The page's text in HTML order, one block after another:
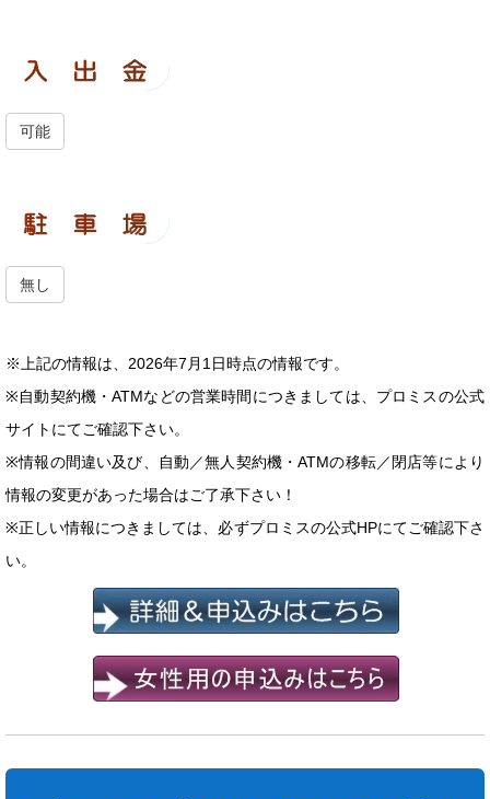
可能
無し
※上記の情報は、2026年7月1日時点の情報です。
※自動契約機・ATMなどの営業時間につきましては、プロミスの公式
サイトにてご確認下さい。
※情報の間違い及び、自動／無人契約機・ATMの移転／閉店等により
情報の変更があった場合はご了承下さい！
※正しい情報につきましては、必ずプロミスの公式HPにてご確認下さ
い。